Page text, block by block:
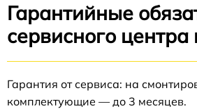
Гарантийные
сервисного центра
Гарантия от сервиса: на
комплектующие — до 3 месяцев.